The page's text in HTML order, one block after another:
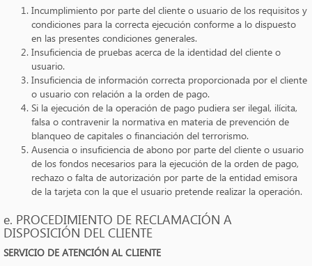
Incumplimiento por parte del cliente o usuario de los requisitos y
condiciones para la correcta ejecución conforme a lo dispuesto
en las presentes condiciones generales.
Insuficiencia de pruebas acerca de la identidad del cliente o
usuario.
Insuficiencia de información correcta proporcionada por el cliente
o usuario con relación a la orden de pago.
Si la ejecución de la operación de pago pudiera ser ilegal, ilícita,
falsa o contravenir la normativa en materia de prevención de
blanqueo de capitales o financiación del terrorismo.
Ausencia o insuficiencia de abono por parte del cliente o usuario
de los fondos necesarios para la ejecución de la orden de pago,
rechazo o falta de autorización por parte de la entidad emisora
de la tarjeta con la que el usuario pretende realizar la operación.
e. PROCEDIMIENTO DE RECLAMACIÓN A
DISPOSICIÓN DEL CLIENTE
SERVICIO DE ATENCIÓN AL CLIENTE